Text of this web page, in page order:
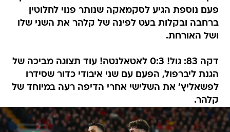
פעם נוספת הגיע לסקמאקה שנותר פנוי לחלוטין
ברחבה ובקלות בעט לפינה של קלהר את השני שלו
ושל האורחת.
דקה 83: גול! 0:3 לאטאלנטה! עוד תצוגה מביכה של
הגנת ליברפול, הפעם עם שני איבודי כדור שסידרו
לפשאליץ' את השלישי אחרי הדיפה רעה במיוחד של
קלהר.